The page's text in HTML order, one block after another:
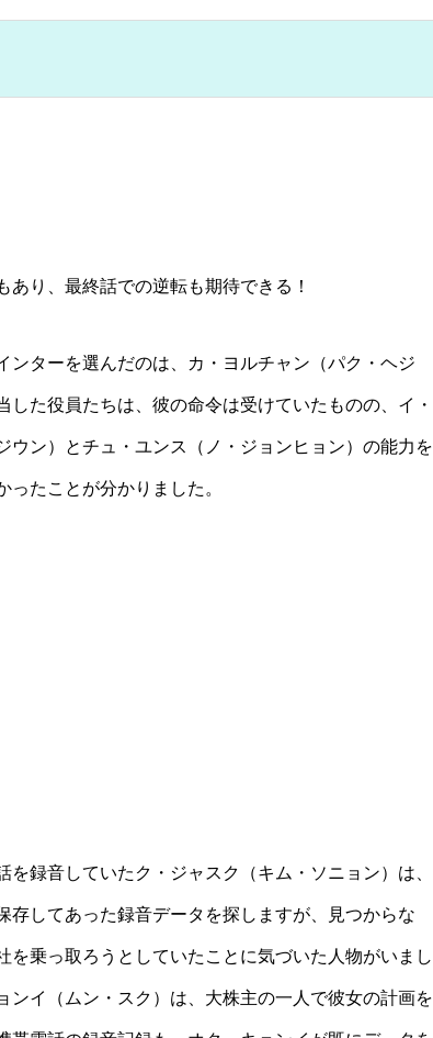
り、最終話での逆転も期待できる！
ターを選んだのは、カ・ヨルチャン（パク・ヘジ
た役員たちは、彼の命令は受けていたものの、イ・
ン）とチュ・ユンス（ノ・ジョンヒョン）の能力を
たことが分かりました。
録音していたク・ジャスク（キム・ソニョン）は、
してあった録音データを探しますが、見つからな
乗っ取ろうとしていたことに気づいた人物がいまし
イ（ムン・スク）は、大株主の一人で彼女の計画を